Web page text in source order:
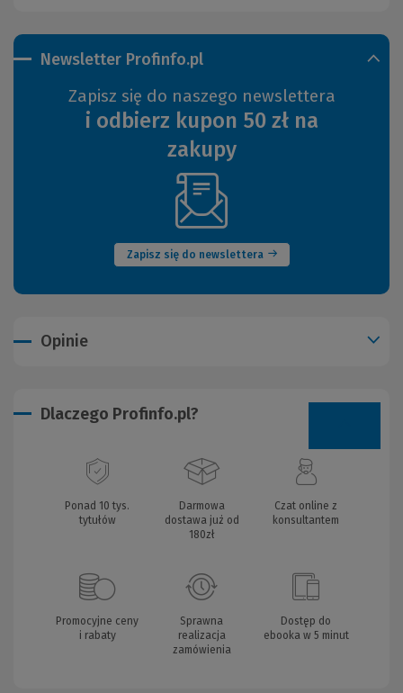
Newsletter Profinfo.pl
Zapisz się do naszego newslettera
i odbierz kupon 50 zł na
zakupy
Zapisz się do newslettera
(Nowe
okno)
Opinie
Dlaczego Profinfo.pl?
Ponad 10 tys.
tytułów
Darmowa
dostawa już od
180zł
Czat online z
konsultantem
Promocyjne ceny
i rabaty
Sprawna
realizacja
zamówienia
Dostęp do
ebooka w 5 minut